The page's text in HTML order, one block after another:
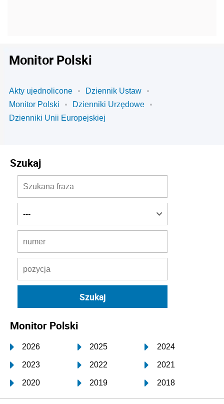
Monitor Polski
Akty ujednolicone
Dziennik Ustaw
Monitor Polski
Dzienniki Urzędowe
Dzienniki Unii Europejskiej
Szukaj
Monitor Polski
2026 2025 2024
2023 2022 2021
2020 2019 2018
2017 2016 2015